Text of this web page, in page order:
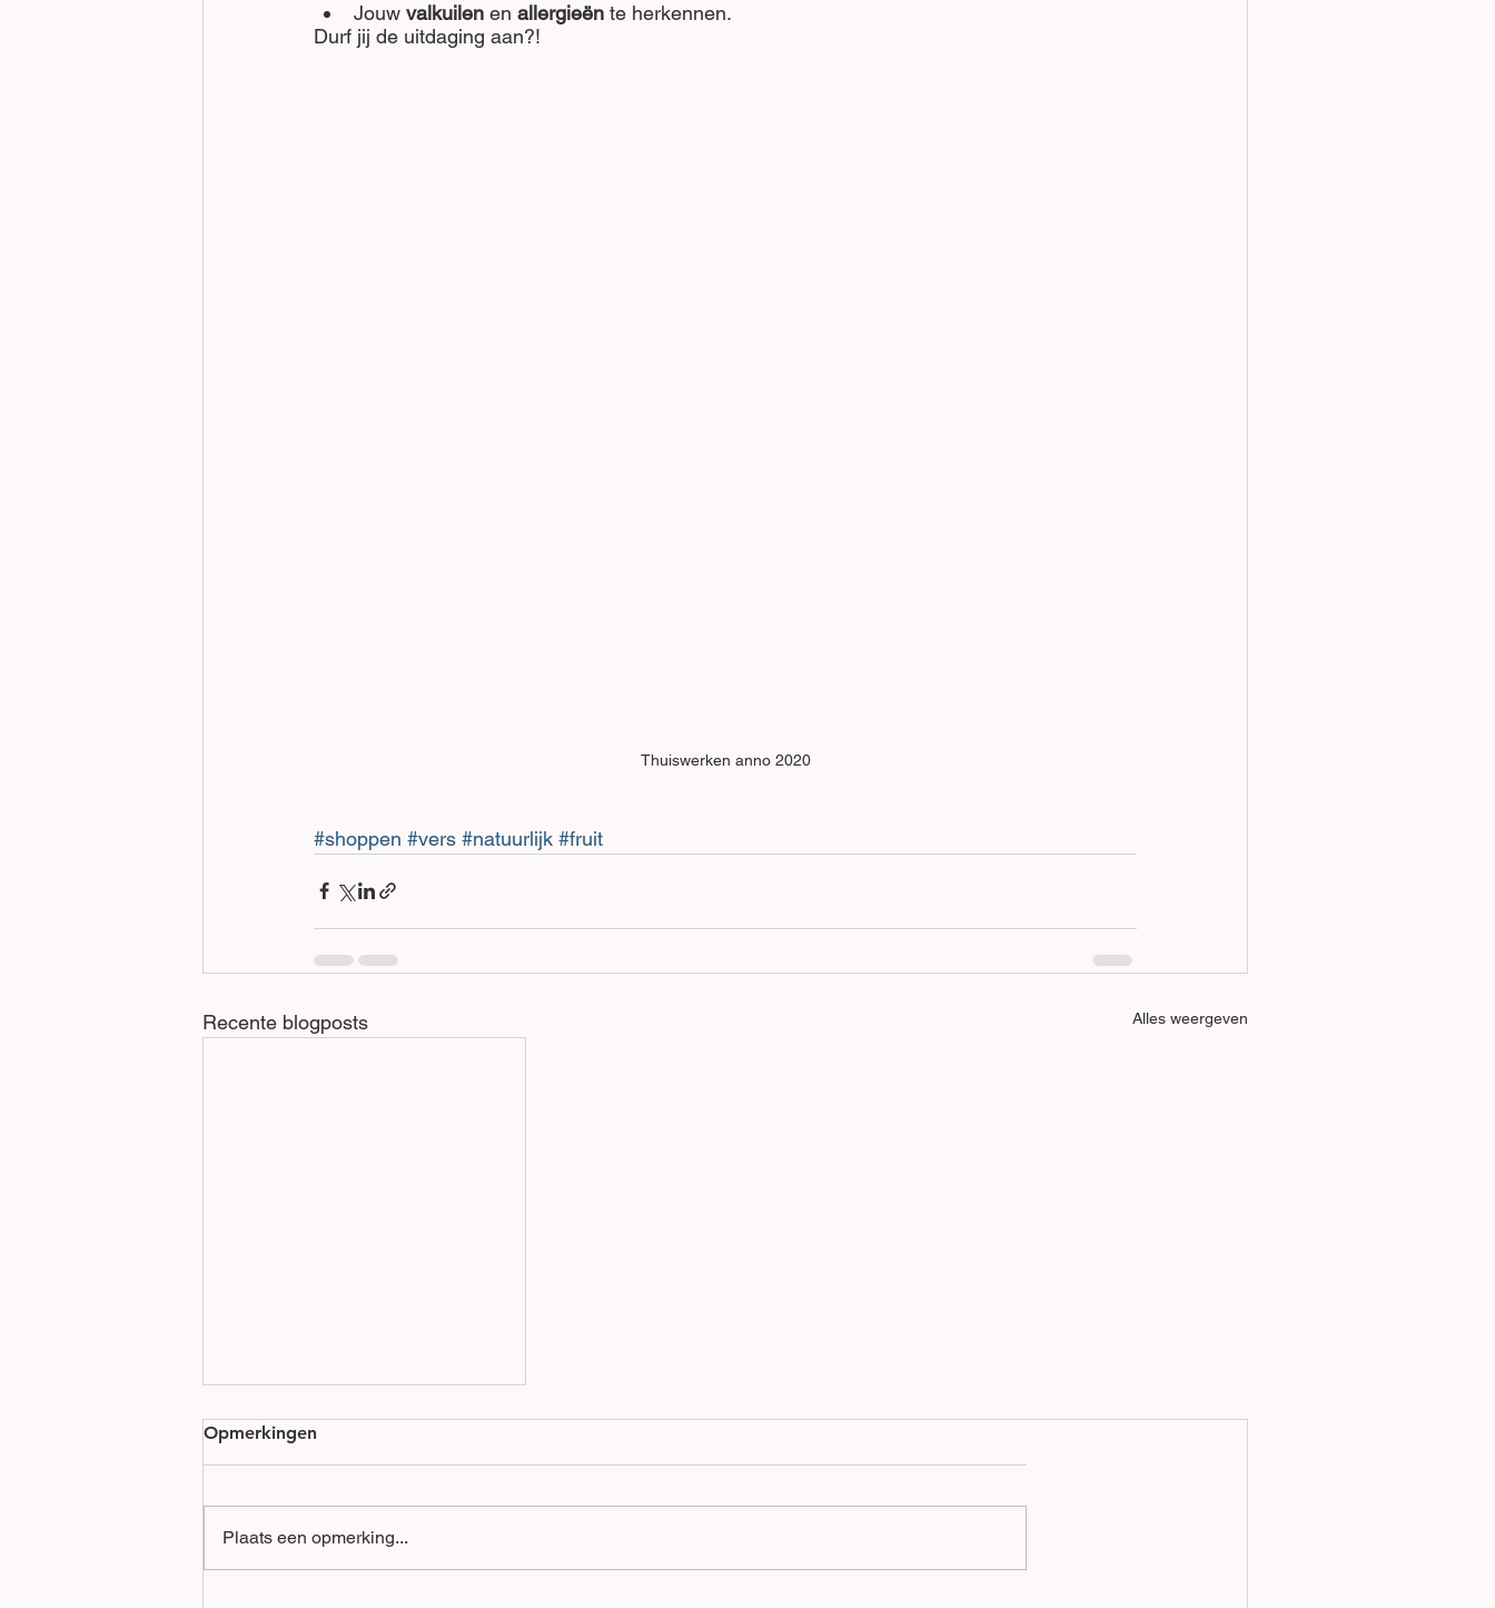
Jouw valkuilen en allergieën te herkennen.
Durf jij de uitdaging aan?!
Thuiswerken anno 2020
#shoppen #vers #natuurlijk #fruit
Recente blogposts Alles weergeven
Opmerkingen
Plaats een opmerking...